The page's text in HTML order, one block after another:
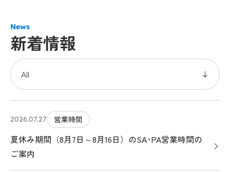
News
新着情報
2026.07.27 営業時間
夏休み期間（8月7日～8月16日）のSA･PA営業時間の
ご案内